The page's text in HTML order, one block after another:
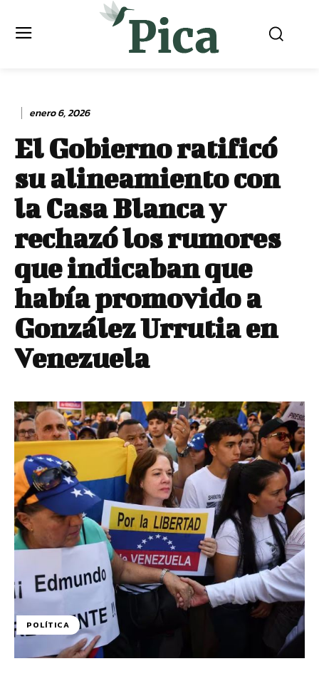
enero 6, 2026
El Gobierno ratificó
su alineamiento con
la Casa Blanca y
rechazó los rumores
que indicaban que
había promovido a
González Urrutia en
Venezuela
POLÍTICA